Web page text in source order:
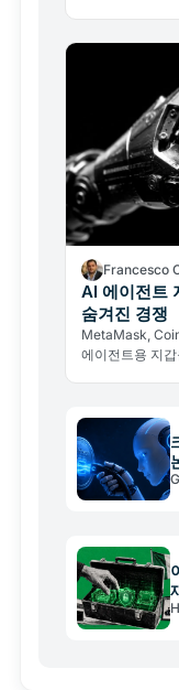
Francesco
AI 에이전트
숨겨진 경쟁
MetaMask,
에이전트용 지